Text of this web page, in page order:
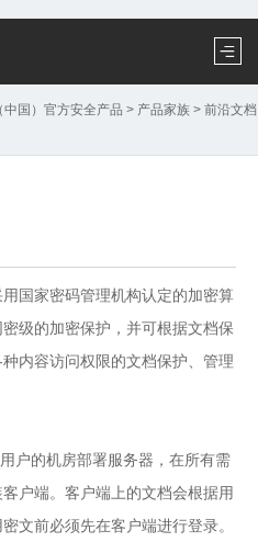
国）官方安全产品 > 产品家族 > 前沿文档
国家密码管理机构认定的加密算
级的加密保护，并可根据文档保
内容访问权限的文档保护、管理
户的机房部署服务器，在所有需
户端。客户端上的文档会根据用
文前必须先在客户端进行登录。